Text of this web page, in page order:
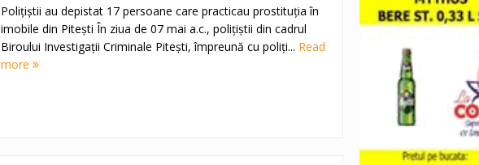
Poliţiştii au depistat 17 persoane care practicau prostituţia în
imobile din Piteşti În ziua de 07 mai a.c., polițiștii din cadrul
Biroului Investigații Criminale Pitești, împreună cu poliți... Read
more